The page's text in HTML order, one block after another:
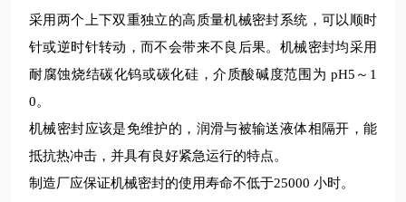
采用两个上下双重独立的高质量机械密封系统，可以顺时
针或逆时针转动，而不会带来不良后果。机械密封均采用
耐腐蚀烧结碳化钨或碳化硅，介质酸碱度范围为 pH5 ～ 1
0。
机械密封应该是免维护的，润滑与被输送液体相隔开，能
抵抗热冲击，并具有良好紧急运行的特点。
制造厂应保证机械密封的使用寿命不低于25000 小时。